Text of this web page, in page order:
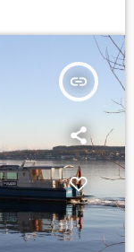
insert_link